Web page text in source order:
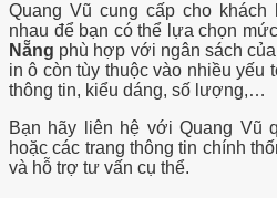
Quang Vũ cung cấp cho
nhau để bạn có thể lựa chọn
Nẵng phù hợp với ngân sách
in ô còn tùy thuộc vào nhiều yếu
thông tin, kiểu dáng, số lượng,…
Bạn hãy liên hệ với Quang Vũ
hoặc các trang thông tin chính
và hỗ trợ tư vấn cụ thể.